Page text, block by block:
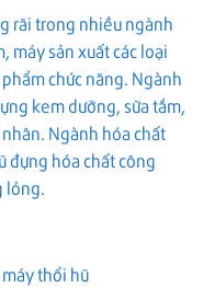
rãi trong nhiều ngành
máy sản xuất các loại
chức năng. Ngành
kem dưỡng, sữa tắm,
Ngành hóa chất
đựng hóa chất công
lỏng.
thổi hũ